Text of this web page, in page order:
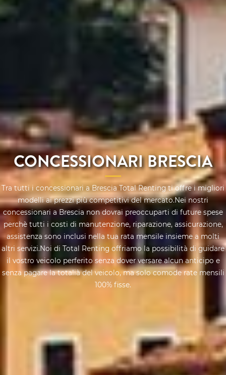
CONCESSIONARI BRESCIA
Tra tutti i concessionari a Brescia Total Renting ti offre i migliori
modelli ai prezzi più competitivi del mercato.Nei nostri
concessionari a Brescia non dovrai preoccuparti di future spese
perchè tutti i costi di manutenzione, riparazione, assicurazione,
assistenza sono inclusi nella tua rata mensile insieme a molti
altri servizi.Noi di Total Renting offriamo la possibilità di guidare
il vostro veicolo perferito senza dover versare alcun anticipo e
senza pagare la totalià del veicolo, ma solo comode rate mensili
100% fisse.